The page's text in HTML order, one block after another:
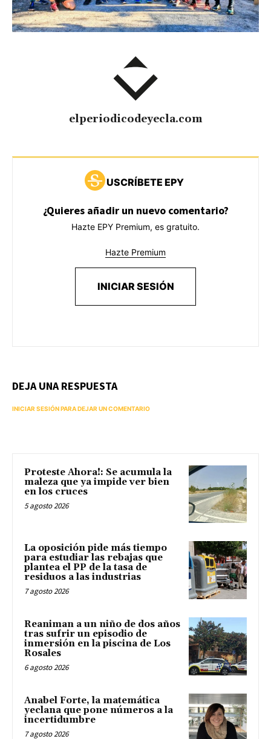
elperiodicodeyecla.com
USCRÍBETE EPY
¿Quieres añadir un nuevo comentario?
Hazte EPY Premium, es gratuito.
Hazte Premium
INICIAR SESIÓN
DEJA UNA RESPUESTA
INICIAR SESIÓN PARA DEJAR UN COMENTARIO
Proteste Ahora!: Se acumula la
maleza que ya impide ver bien
en los cruces
5 agosto 2026
La oposición pide más tiempo
para estudiar las rebajas que
plantea el PP de la tasa de
residuos a las industrias
7 agosto 2026
Reaniman a un niño de dos años
tras sufrir un episodio de
inmersión en la piscina de Los
Rosales
6 agosto 2026
Anabel Forte, la matemática
yeclana que pone números a la
incertidumbre
7 agosto 2026